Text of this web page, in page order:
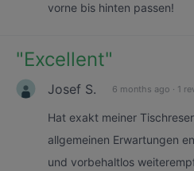
vorne bis hinten passen!
"Excellent"
Josef S. 6 months ago · 1
Hat exakt meiner
allgemeinen Erwartungen
und vorbehaltlos